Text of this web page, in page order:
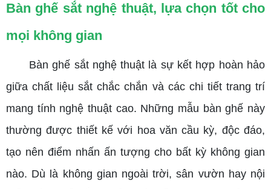
Bàn ghế sắt nghệ thuật, lựa chọn tốt cho
mọi không gian
Bàn ghế sắt nghệ thuật là sự kết hợp hoàn hảo
giữa chất liệu sắt chắc chắn và các chi tiết trang trí
mang tính nghệ thuật cao. Những mẫu bàn ghế này
thường được thiết kế với hoa văn cầu kỳ, độc đáo,
tạo nên điểm nhấn ấn tượng cho bất kỳ không gian
nào. Dù là không gian ngoài trời, sân vườn hay nội